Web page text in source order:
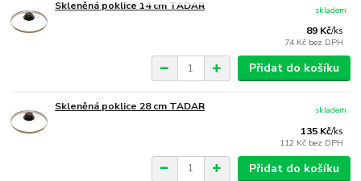
Skleněná poklice 14 cm TADAR
89 Kč/ks
74 Kč bez DPH
skladem
Přidat do košíku
Skleněná poklice 28 cm TADAR
135 Kč/ks
112 Kč bez DPH
skladem
Přidat do košíku